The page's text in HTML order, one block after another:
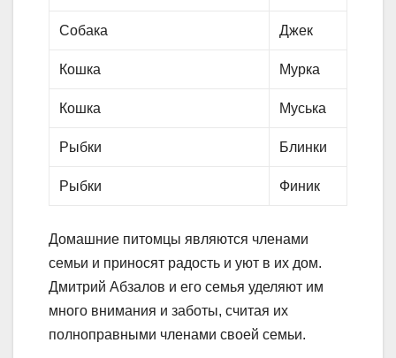
Собака Джек
Кошка Мурка
Кошка Муська
Рыбки Блинки
Рыбки Финик
Домашние питомцы являются членами
семьи и приносят радость и уют в их дом.
Дмитрий Абзалов и его семья уделяют им
много внимания и заботы, считая их
полноправными членами своей семьи.